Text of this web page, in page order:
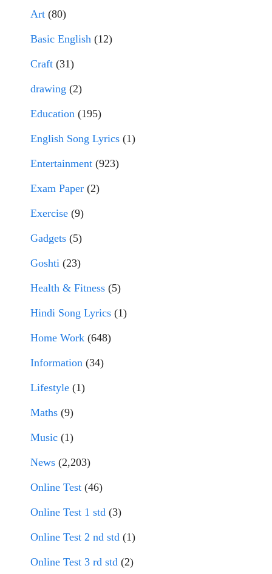
Art (80)
Basic English (12)
Craft (31)
drawing (2)
Education (195)
English Song Lyrics (1)
Entertainment (923)
Exam Paper (2)
Exercise (9)
Gadgets (5)
Goshti (23)
Health & Fitness (5)
Hindi Song Lyrics (1)
Home Work (648)
Information (34)
Lifestyle (1)
Maths (9)
Music (1)
News (2,203)
Online Test (46)
Online Test 1 std (3)
Online Test 2 nd std (1)
Online Test 3 rd std (2)